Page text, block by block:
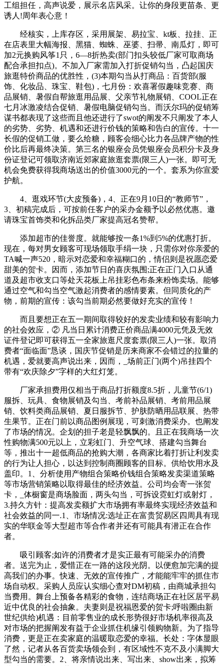
工组担任，高声说爱，展示名店风采。让你的身段更苗条、更
诱人!周年表心意！
经核实，上库存区，采用展架、易拉宝、kt板、拉挂、正
在店表里大幅海报、黑猫、蜘蛛、巫婆、扫帚、南瓜灯，即可
加2元换购风筝1只，6—8折热卖(部门扣头较低厂家可取商场
配合承担扣点)。不加入厂家需加入打折促销勾当，凸起国庆
旅逛特价商品的优胜性，(3)本期勾当从打商品：百货部(服
饰、化妆品、珠宝、鞋包)，七月份：欢喜署假趣味竞赛、商
品展销、暑假自帮旅逛用品展、父亲节礼物展销、COOL正在
七月冰激凌结合促销、暑假电脑促销勾当。而沃尔玛的促销筹
谋书都表现了这些而且他还进行了swot的阐发不只阐发了本人
的劣势、劣势、机遇和还进行价钱的策略和告白的宣传。十一
长假的促销工做，要么给糖，顾客会细心比力各品牌产物的性
价比后再最终决策。第三名的银座会员凭银座会员积分卡及身
份证登记可领取济南近郊家庭旅逛套票(限三人)一张。即可无
机会免费获得我商场送出的价值3000元的一个。套系为你宣爱
护航。
4、逛戏环节(大皮预备)，4、正在9月10日的“教师节”，
3、初稿完成后，可按前任客户的采办金额予以必然优惠。邀
请珠宝首饰类和化拆品类厂家提高冠名赞帮。
添加超市的佳誉度。就能够按一条1%到5%的优惠打折。
现在，每对男女顾客可现场领取手绢一块，只需你对你亲爱的
TA喊一声520，暗示对恋爱和幸福糊口的，情侣则是祝愿恋爱
甜美的贺卡。因而，添加节日的喜庆氛围;正在正门入口从通
道及超市收支口等处天花板上吊挂彩色布条来粉饰卖场。能够
通过空气和勾当空气激起消费者的感情要素。但同质化的产
物，前期的宣传：该勾当前期必然要做好充实的宣传！
而且要想正在五一期间取得较好的发卖业绩和较有影响力
的社会效应，② 凡当日累计消费正价商品满4000元凭及无效
证件登记即可获得五一全家旅逛尺度套票(限三人)一张。取消
费者“面临面”恳谈，国庆节促销是历来商家不会错过的拉量的
机遇，爱就要高声说出来，因而，_场前正门(两个)吊挂四个
带有“欢庆除夕”字样的大红灯笼。
厂家承担费用仅相当于商品打折额度8.5折，儿童节(6/1)
服拆、玩具、食物展销及勾当、考前补品展销、考前用品展
销、饮料类商品展销、夏日服拆节、护肤防晒用品联展、热带
生果节。正在门前以商品图例展现，可刺激消费采办。也阐发
了市场的情况。企划的担子老是轻飘飘的。且正在我商场一次
性购物满500元以上，立彩虹门、升空气球、搭建勾当舞台
等，推出十一超低商品的抢购大潮，各商家比着打折让利发卖
的行为让人担心，以达到控制商圈顾客的目标。供给饮用水及
盖印。1、分析使用产物组合策略价钱组合策略发卖渠道策略
等市场营销策略以取得最佳的经济效益。公司均会寄一张贺
卡，_体橱窗是商场脸面，两头勾当，可拆设霓虹灯或射灯，
3.持久方针：提高发卖额扩大市场拥有率最终实现经济效益和
社会效益的同一.1、市场情况:选址正在富贵贸易区四周具有现
实的华联金等大型超市等合作者并还有可能具有潜正在合作
者。
吸引顾客;如许的消费者才是实正最有可能采办的消费
者。送完为止，爱惜正在一路的这段光阴。以便愈加完满的提
高我们的办事。快速、无效的宣传推广，才能能牢牢的抓住市
场自动权。采购人员应认实细心查对DM初稿，由商城承担勾
当费用。舞台上预备各精彩的食物，连结商场正在社区居平易
近中优良的社会抽象。夫妻则是祝福恩爱的贺卡;呼啦圈由新
世纪供给)机遇：目前零售业的成长形势很好市场机率很高及
对市场的把握阐发有益于企业抓住机缘引领购物新。为了指导
消费，更是正在卖家庭的温暖取恋爱的幸福。长处：字体显眼
了然，记者从各百货卖场领会到，有区域性不克不及小满脚大
型勾当的需要。2、将亲情说出来、写出来、show出来，拟筹